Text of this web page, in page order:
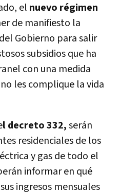
el nuevo régimen
de manifiesto la
Gobierno para salir
subsidios que ha
con una medida
les complique la vida
l decreto 332,serán
residenciales de los
y gas de todo el
informar en qué
ingresos mensuales